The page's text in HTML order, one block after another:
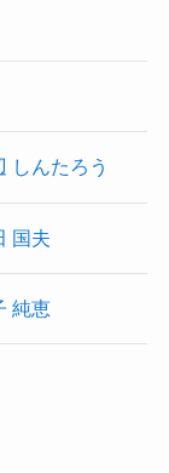
しんたろう
国夫
純恵